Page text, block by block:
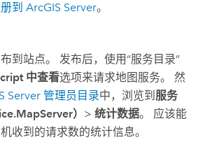
到 ArcGIS Server。
到站点。 发布后，使用“服务目录”
中查看选项来请求地图服务。 然
Server 管理员目录中，浏览到 服务
） > 统计数据。 应该能
收到的请求数的统计信息。